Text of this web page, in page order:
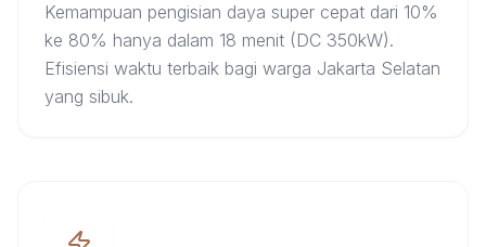
Kemampuan pengisian daya super cepat dari 10%
ke 80% hanya dalam 18 menit (DC 350kW).
Efisiensi waktu terbaik bagi warga Jakarta Selatan
yang sibuk.